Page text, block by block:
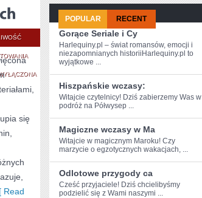
PORADNIK
DLA
POCZĄTKUJĄCYCH
się
Read
POPULAR RECENT
Gorące Seriale i Cy
Harlequiny.pl – świat romansów, emocji i
niezapomnianych historiiHarlequiny.pl to
wyjątkowe ...
Hiszpańskie wczasy:
Witajcie czytelnicy! Dziś zabierzemy Was w‌
podróż ‌na Półwysep ...
Magiczne wczasy w Ma
Witajcie w ⁤magicznym⁣ Maroku! Czy
marzycie o egzotycznych‌ wakacjach, ...
Odlotowe przygody ca
Cześć⁢ przyjaciele! Dziś chcielibyśmy
podzielić się z Wami naszymi ...